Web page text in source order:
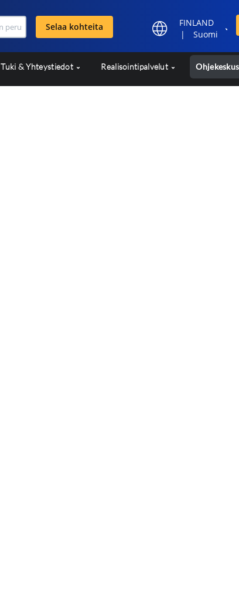
Selaa kohteita
FINLAND
|
Suomi
Tuki & Yhteystiedot Realisointipalvelut Ohjekeskus